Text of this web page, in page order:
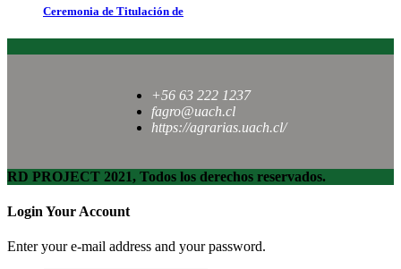
Ceremonia de Titulación de
+56 63 222 1237
fagro@uach.cl
https://agrarias.uach.cl/
RD PROJECT 2021, Todos los derechos reservados.
Login Your Account
Enter your e-mail address and your password.